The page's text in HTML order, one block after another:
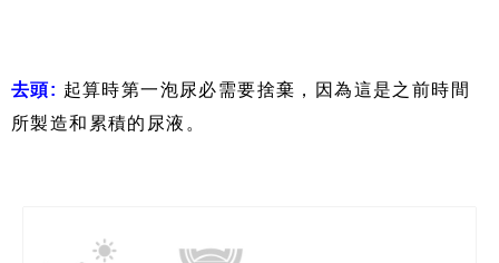
去頭: 起算時第一泡尿必需要捨棄，因為這是之前時間
所製造和累積的尿液。